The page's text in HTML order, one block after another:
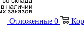
Отложенные 0